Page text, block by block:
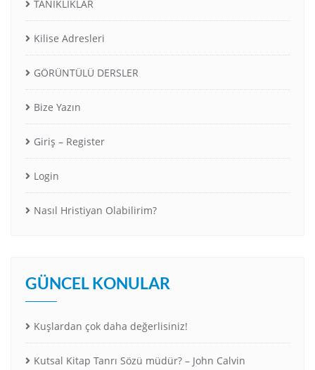
TANIKLIKLAR
Kilise Adresleri
GÖRÜNTÜLÜ DERSLER
Bize Yazın
Giriş – Register
Login
Nasıl Hristiyan Olabilirim?
GÜNCEL KONULAR
Kuşlardan çok daha değerlisiniz!
Kutsal Kitap Tanrı Sözü müdür? – John Calvin